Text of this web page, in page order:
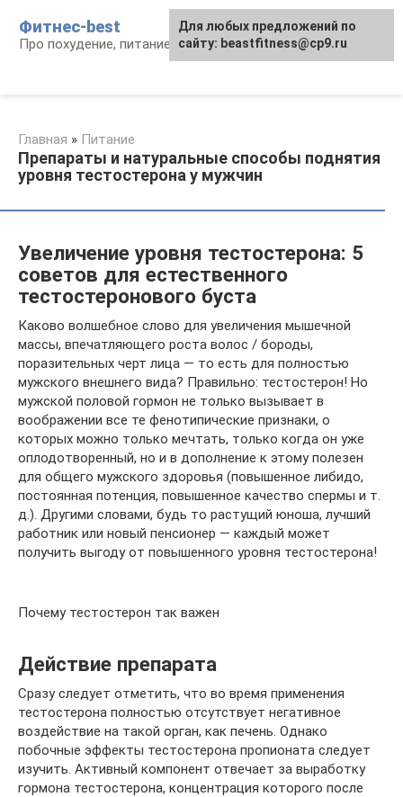
контенту
Фитнес-best
Про похудение, питание и фитнес
Главная » Питание
Препараты и натуральные способы поднятия
уровня тестостерона у мужчин
Увеличение уровня тестостерона: 5
советов для естественного
тестостеронового буста
Каково волшебное слово для увеличения мышечной
массы, впечатляющего роста волос / бороды,
поразительных черт лица — то есть для полностью
мужского внешнего вида? Правильно: тестостерон! Но
мужской половой гормон не только вызывает в
воображении все те фенотипические признаки, о
которых можно только мечтать, только когда он уже
оплодотворенный, но и в дополнение к этому полезен
для общего мужского здоровья (повышенное либидо,
постоянная потенция, повышенное качество спермы и т.
д.). Другими словами, будь то растущий юноша, лучший
работник или новый пенсионер — каждый может
получить выгоду от повышенного уровня тестостерона!
Почему тестостерон так важен
Действие препарата
Сразу следует отметить, что во время применения
тестостерона полностью отсутствует негативное
воздействие на такой орган, как печень. Однако
побочные эффекты тестостерона пропионата следует
изучить. Активный компонент отвечает за выработку
гормона тестостерона, концентрация которого после
Для любых предложений по
сайту: beastfitness@cp9.ru